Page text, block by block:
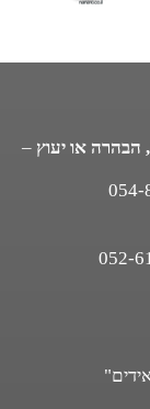
הבהרה או יעוץ –
054-
052-